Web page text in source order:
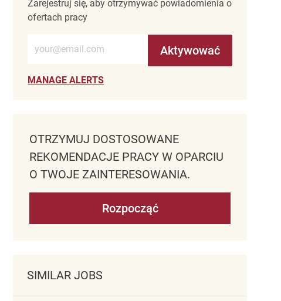
Zarejestruj się, aby otrzymywać powiadomienia o
ofertach pracy
Wprowadź adres e-mail (wymagane)
Aktywować
MANAGE ALERTS
OTRZYMUJ DOSTOSOWANE
REKOMENDACJE PRACY W OPARCIU
O TWOJE ZAINTERESOWANIA.
Rozpocząć
SIMILAR JOBS